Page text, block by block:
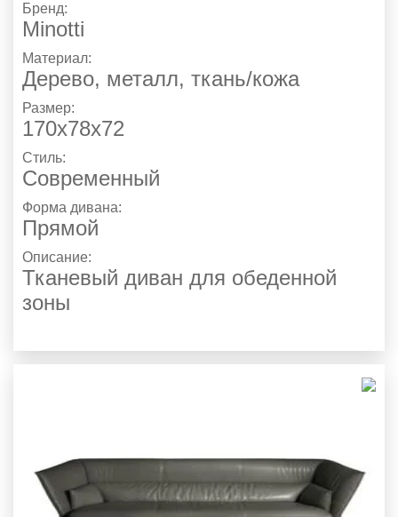
Бренд:
Minotti
Материал:
Дерево, металл, ткань/кожа
Размер:
170х78х72
Стиль:
Современный
Форма дивана:
Прямой
Описание:
Тканевый диван для обеденной
зоны